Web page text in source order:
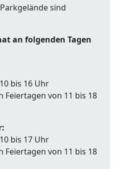
sind
an folgenden Tagen
bis 16 Uhr
Feiertagen von 11 bis 18
bis 17 Uhr
Feiertagen von 11 bis 18